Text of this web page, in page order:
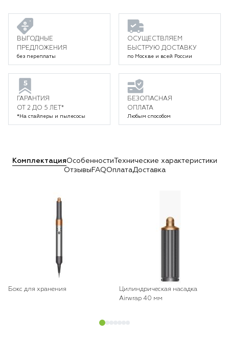
ВЫГОДНЫЕ
ПРЕДЛОЖЕНИЯ
без переплаты
ОСУЩЕСТВЛЯЕМ
БЫСТРУЮ ДОСТАВКУ
по Москве и всей России
ГАРАНТИЯ
ОТ 2 ДО 5 ЛЕТ*
*На стайлеры и пылесосы
БЕЗОПАСНАЯ
ОПЛАТА
Любым способом
КомплектацияОсобенностиТехнические характеристики
Отзывы FAQОплатаДоставка
Бокс для хранения
Цилиндрическая насадка
Airwrap 40 мм